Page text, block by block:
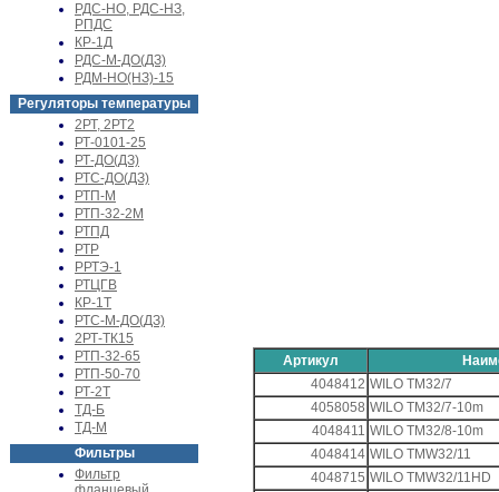
РДС-НО, РДС-НЗ,
РПДС
КР-1Д
РДС-М-ДО(ДЗ)
РДМ-НО(НЗ)-15
Регуляторы температуры
2РТ, 2РТ2
РТ-0101-25
РТ-ДО(ДЗ)
РТС-ДО(ДЗ)
РТП-М
РТП-32-2М
РТПД
РТР
РРТЭ-1
РТЦГВ
КР-1Т
РТС-М-ДО(ДЗ)
2РТ-ТК15
РТП-32-65
РТП-50-70
РТ-2Т
ТД-Б
ТД-М
Фильтры
Фильтр
Артикул
4048412 WILO TM32/7
4058058 WILO TM32/7-10m
4048411 WILO TM32/8-10m
4048414 WILO TMW32/11
4048715 WILO TMW32/11HD